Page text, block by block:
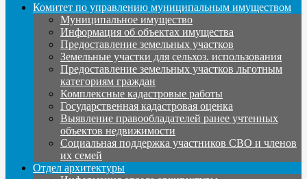
Комитет по управлению муниципальным имуществом
Муниципальное имущество
Информация об объектах имущества
Предоставление земельных участков
Земельные участки для сельхоз. использования
Предоставление земельных участков льготным
категориям граждан
Комплексные кадастровые работы
Государственная кадастровая оценка
Выявление правообладателей ранее учтенных
объектов недвижимости
Социальная поддержка участников СВО и членов
их семей
Отдел архитектуры